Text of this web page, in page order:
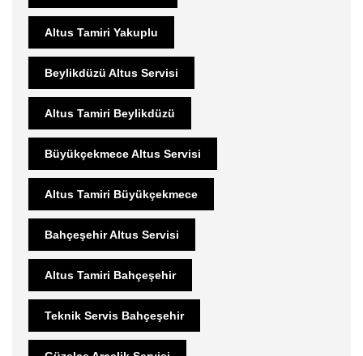
Altus Tamiri Yakuplu
Beylikdüzü Altus Servisi
Altus Tamiri Beylikdüzü
Büyükçekmece Altus Servisi
Altus Tamiri Büyükçekmece
Bahçeşehir Altus Servisi
Altus Tamiri Bahçeşehir
Teknik Servis Bahçeşehir